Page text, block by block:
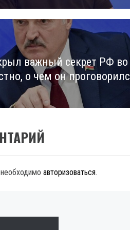
важный секрет РФ во
о чем он
авторизоваться.